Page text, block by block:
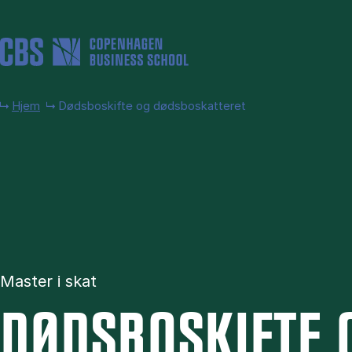
Hjem Dødsboskifte og dødsboskatteret
Master i skat